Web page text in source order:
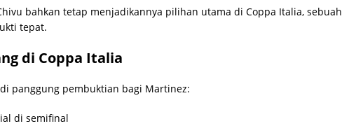
bahkan tetap menjadikannya pilihan utama di Coppa Italia, sebuah
tepat.
di Coppa Italia
panggung pembuktian bagi Martinez:
di semifinal